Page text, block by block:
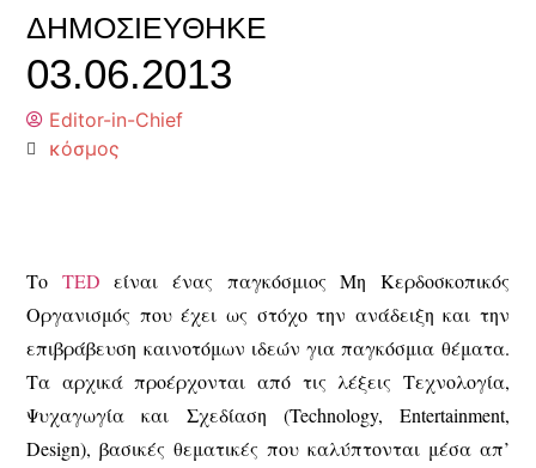
ΔΗΜΟΣΙΕΎΘΗΚΕ
03.06.2013
Editor-in-Chief
κόσμος
Το TED είναι ένας παγκόσμιος Μη Κερδοσκοπικός
Οργανισμός που έχει ως στόχο την ανάδειξη και την
επιβράβευση καινοτόμων ιδεών για παγκόσμια θέματα.
Τα αρχικά προέρχονται από τις λέξεις Τεχνολογία,
Ψυχαγωγία και Σχεδίαση (Technology, Entertainment,
Design), βασικές θεματικές που καλύπτονται μέσα απ’